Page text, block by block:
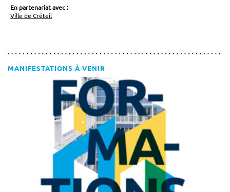
En partenariat avec :
Ville de Créteil
MANIFESTATIONS À VENIR